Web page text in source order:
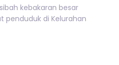
kebakaran besar
di Kelurahan